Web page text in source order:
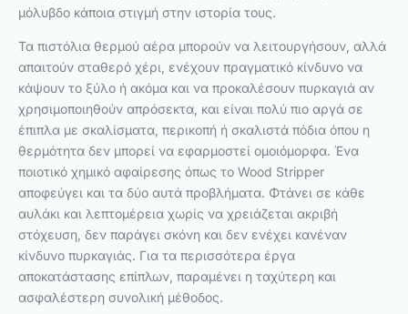
μόλυβδο κάποια στιγμή στην ιστορία τους.
Τα πιστόλια θερμού αέρα μπορούν να λειτουργήσουν, αλλά
απαιτούν σταθερό χέρι, ενέχουν πραγματικό κίνδυνο να
κάψουν το ξύλο ή ακόμα και να προκαλέσουν πυρκαγιά αν
χρησιμοποιηθούν απρόσεκτα, και είναι πολύ πιο αργά σε
έπιπλα με σκαλίσματα, περικοπή ή σκαλιστά πόδια όπου η
θερμότητα δεν μπορεί να εφαρμοστεί ομοιόμορφα. Ένα
ποιοτικό χημικό αφαίρεσης όπως το Wood Stripper
αποφεύγει και τα δύο αυτά προβλήματα. Φτάνει σε κάθε
αυλάκι και λεπτομέρεια χωρίς να χρειάζεται ακριβή
στόχευση, δεν παράγει σκόνη και δεν ενέχει κανέναν
κίνδυνο πυρκαγιάς. Για τα περισσότερα έργα
αποκατάστασης επίπλων, παραμένει η ταχύτερη και
ασφαλέστερη συνολική μέθοδος.